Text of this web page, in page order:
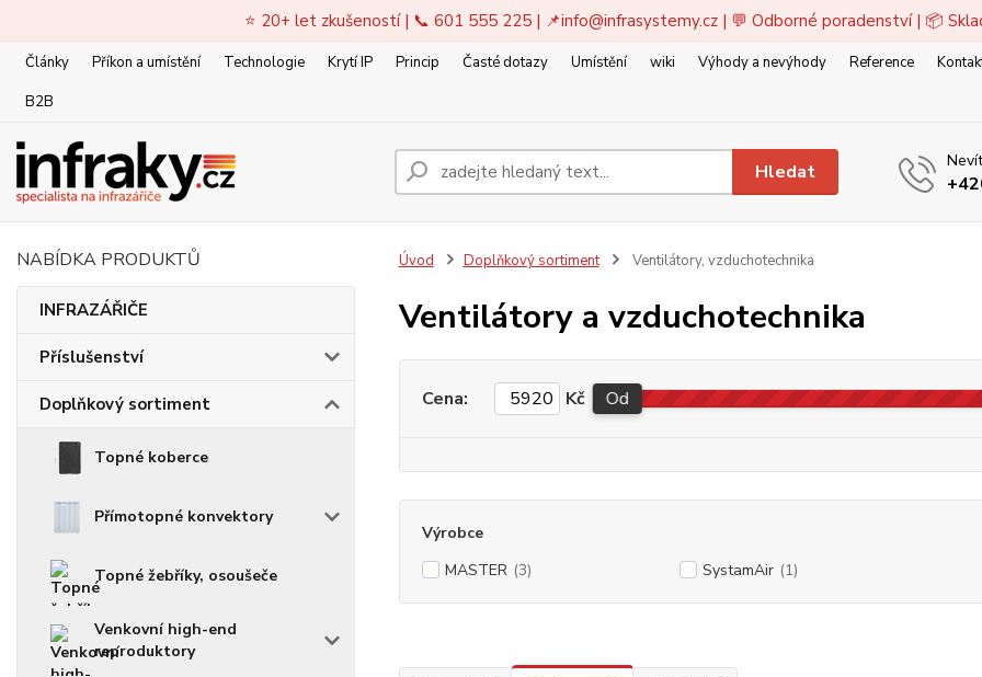
⭐ 20+ let zkušeností | 📞 601 555 225 | 📌info@infrasystemy.cz| 💬 Odborné poradenství | 📦
Články Příkon a umístění Technologie Krytí IP Princip Časté dotazy Umístění wiki Výhody a nevýhody Reference
B2B
Hledat
NABÍDKA PRODUKTŮ
INFRAZÁŘIČE
Příslušenství
Doplňkový sortiment
Topné koberce
Přímotopné konvektory
Topné žebříky, osoušeče
Venkovní high-end
reproduktory
Úvod Doplňkový sortiment Ventilátory, vzduchotechnika
Ventilátory a vzduchotechnika
Cena: Kč Od
Výrobce
MASTER (3) SystamAir (1)